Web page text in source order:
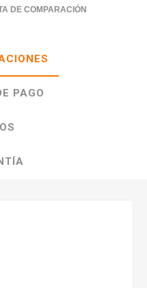
DE COMPARACIÓN
PAGO